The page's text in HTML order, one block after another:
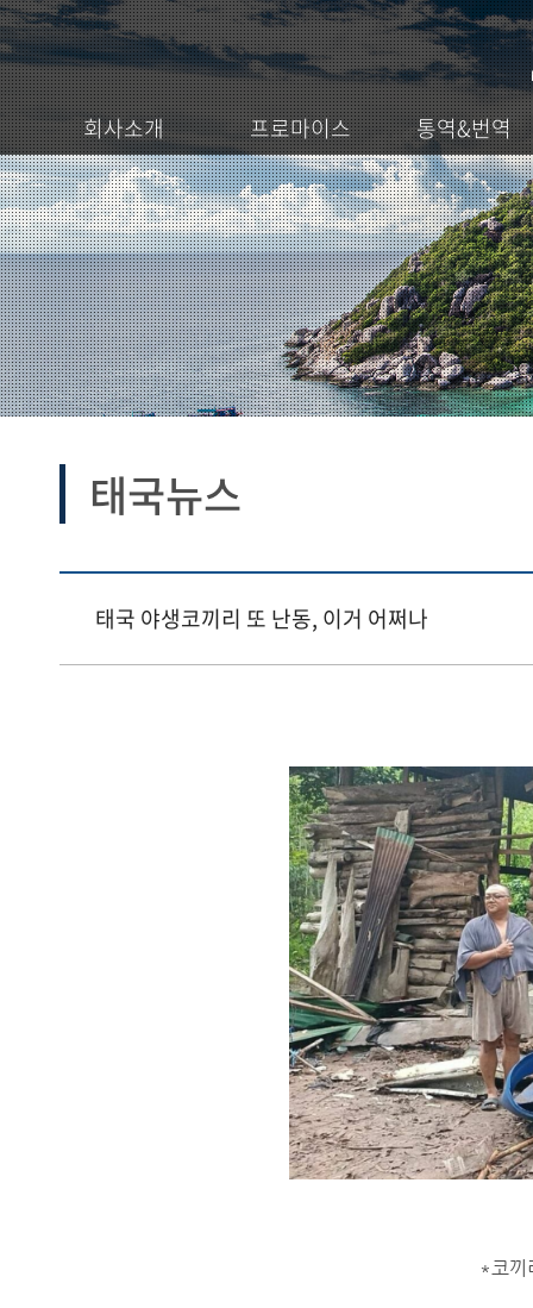
회사소개 프로마이스 통역&번역
태국뉴스
태국 야생코끼리 또 난동, 이거 어쩌나
*코끼